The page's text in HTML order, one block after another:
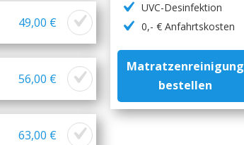
49,00 €
56,00 €
63,00 €
UVC-Desinfektion
0,- € Anfahrtskosten
Matratzenreinigung
bestellen